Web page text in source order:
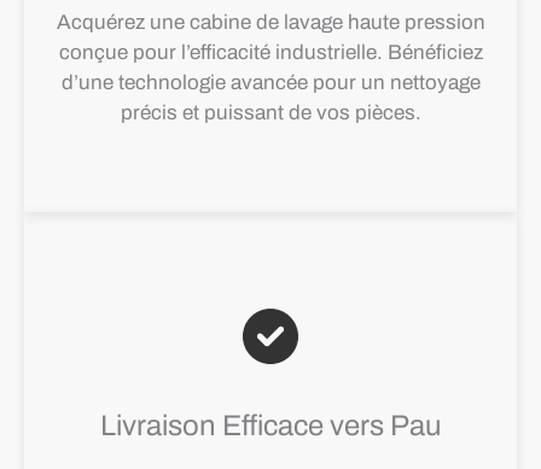
Acquérez une cabine de lavage haute pression
conçue pour l’efficacité industrielle. Bénéficiez
d’une technologie avancée pour un nettoyage
précis et puissant de vos pièces.
Livraison Efficace vers Pau